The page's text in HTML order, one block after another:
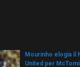
Mourinho elogia il
United per